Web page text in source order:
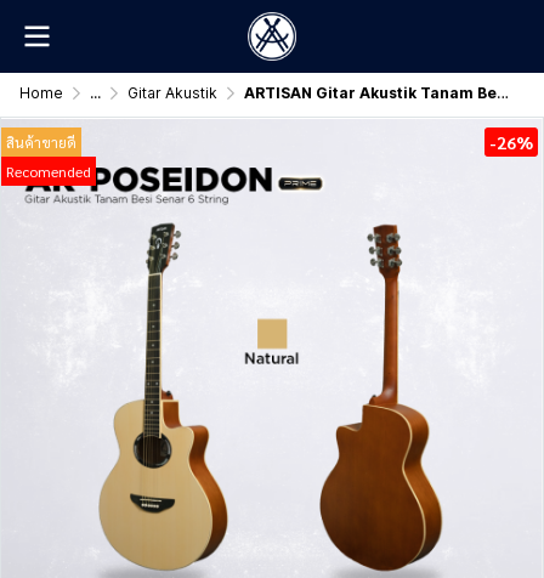
Home ... Gitar Akustik ARTISAN Gitar Akustik Tanam Besi ( AR - POSEIDON Prime )
สินค้าขายดี
Recomended
-26%